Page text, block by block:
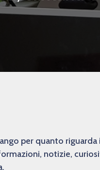
per quanto riguarda
notizie,